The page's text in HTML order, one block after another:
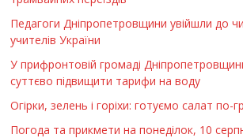
Педагоги Дніпропетровщини увійшли до
учителів України
У прифронтовій громаді
суттєво підвищити тарифи на воду
Огірки, зелень і горіхи: готуємо салат по-
Погода та прикмети на понеділок, 10